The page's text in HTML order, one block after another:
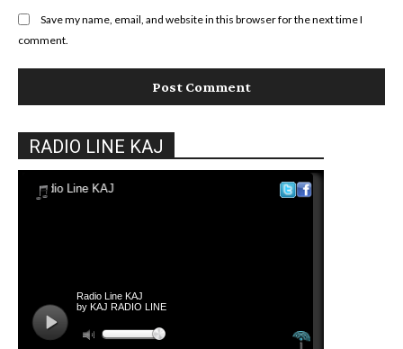
Save my name, email, and website in this browser for the next time I
comment.
RADIO LINE KAJ